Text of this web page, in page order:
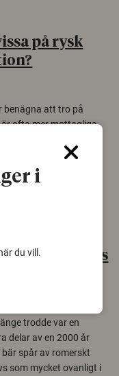
på rysk
benägna att tro på
ofta mer mottagliga
med deltagare i fyra
var Sveriges
trodde var en
delar av en 2000 år
spår av romerskt
som mycket ovanligt i
i
du vill.